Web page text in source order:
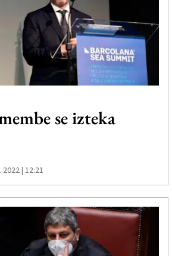
se izteka
2022 | 12:21